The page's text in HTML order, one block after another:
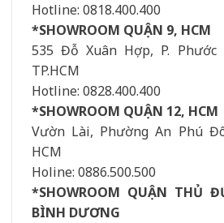
Hotline: 0818.400.400
*SHOWROOM QUẬN 9, HCM
535 Đỗ Xuân Hợp, P. Phước
TP.HCM
Hotline: 0828.400.400
*SHOWROOM QUẬN 12, HCM
Vườn Lài, Phường An Phú
HCM
Holine: 0886.500.500
*SHOWROOM QUẬN THỦ
BÌNH DƯƠNG